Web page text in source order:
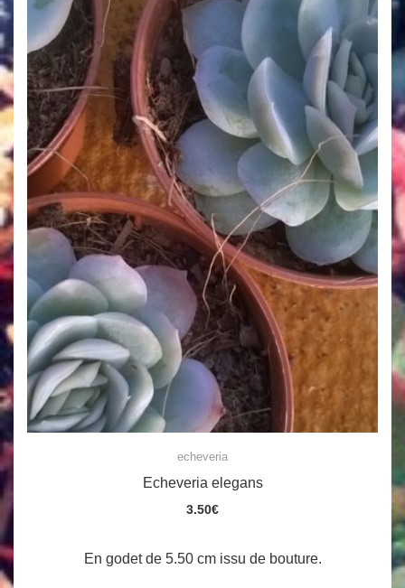
echeveria
Echeveria elegans
3.50€
En godet de 5.50 cm issu de bouture.